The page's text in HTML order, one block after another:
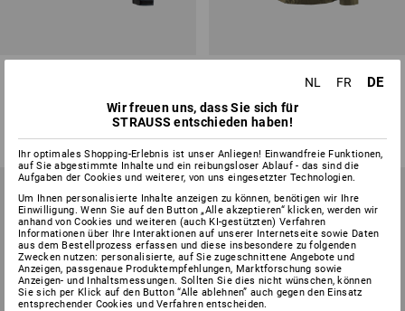
(m. MwSt.) ab 10 Stück
4 Farben
ab € 68,85
(m. MwSt.) ab 10 Stück
NL FR DE
Wir freuen uns, dass Sie sich für
STRAUSS entschieden haben!
Ihr optimales Shopping-Erlebnis ist unser Anliegen! Einwandfreie Funktionen,
auf Sie abgestimmte Inhalte und ein reibungsloser Ablauf - das sind die
Aufgaben der Cookies und weiterer, von uns eingesetzter Technologien.
Um Ihnen personalisierte Inhalte anzeigen zu können, benötigen wir Ihre
Einwilligung. Wenn Sie auf den Button „Alle akzeptieren“ klicken, werden wir
anhand von Cookies und weiteren (auch KI-gestützten) Verfahren
Informationen über Ihre Interaktionen auf unserer Internetseite sowie Daten
aus dem Bestellprozess erfassen und diese insbesondere zu folgenden
Zwecken nutzen: personalisierte, auf Sie zugeschnittene Angebote und
Anzeigen, passgenaue Produktempfehlungen, Marktforschung sowie
Anzeigen- und Inhaltsmessungen. Sollten Sie dies nicht wünschen, können
Sie sich per Klick auf den Button “Alle ablehnen” auch gegen den Einsatz
entsprechender Cookies und Verfahren entscheiden.